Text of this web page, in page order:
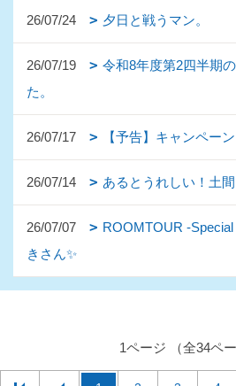
26/07/24 夕日と戦うマン。
26/07/19
令和8年度第2四半期
た。
26/07/17 【予告】キャンペーン
26/07/14 あるとうれしい！土
26/07/07
ROOMTOUR -
きさん✨
1ページ （全34ペー